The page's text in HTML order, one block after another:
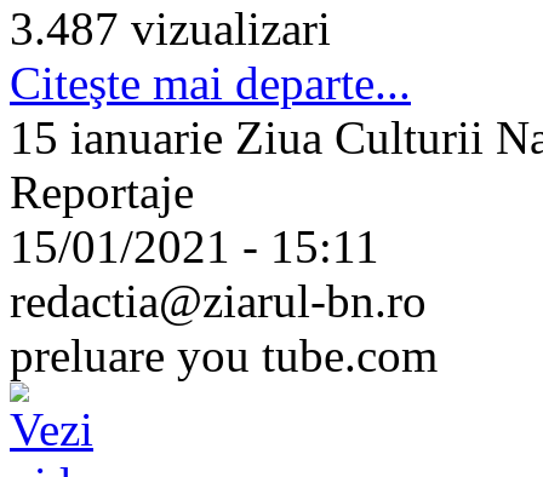
3.487 vizualizari
Citeşte mai departe...
15 ianuarie Ziua Culturii
Reportaje
15/01/2021 - 15:11
redactia@ziarul-bn.ro
preluare you tube.com